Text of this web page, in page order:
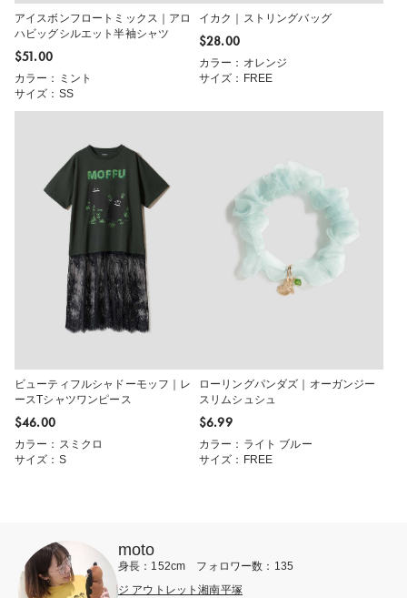
アイスボンフロートミックス｜アロ
ハビッグシルエット半袖シャツ
$‌51.00
カラー：ミント
サイズ：SS
イカク｜ストリングバッグ
$‌28.00
カラー：オレンジ
サイズ：FREE
ビューティフルシャドーモッフ｜レ
ースTシャツワンピース
$‌46.00
カラー：スミクロ
サイズ：S
ローリングパンダズ｜オーガンジー
スリムシュシュ
$‌6.99
カラー：ライト ブルー
サイズ：FREE
moto
身長：152cm フォロワー数：135
ジ アウトレット湘南平塚